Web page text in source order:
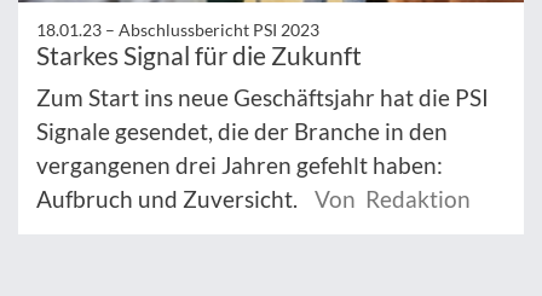
18.01.23 – Abschlussbericht PSI 2023
Starkes Signal für die Zukunft
Zum Start ins neue Geschäftsjahr hat die PSI
Signale gesendet, die der Branche in den
vergangenen drei Jahren gefehlt haben:
Aufbruch und Zuversicht.
Von Redaktion